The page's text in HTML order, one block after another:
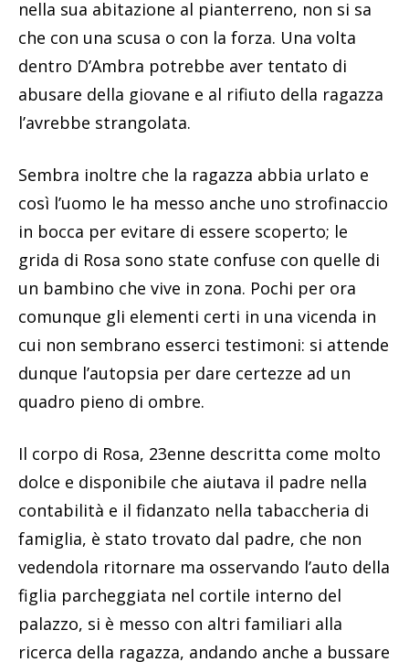
in bocca per evitare di essere scoperto; le
grida di Rosa sono state confuse con quelle di
un bambino che vive in zona. Pochi per ora
comunque gli elementi certi in una vicenda in
cui non sembrano esserci testimoni: si attende
dunque l’autopsia per dare certezze ad un
quadro pieno di ombre.
Il corpo di Rosa, 23enne descritta come molto
dolce e disponibile che aiutava il padre nella
contabilità e il fidanzato nella tabaccheria di
famiglia, è stato trovato dal padre, che non
vedendola ritornare ma osservando l’auto della
figlia parcheggiata nel cortile interno del
palazzo, si è messo con altri familiari alla
ricerca della ragazza, andando anche a bussare
alla casa del vicino per vedere se l’avesse vista;
questi ha detto tranquillamente di «no» e solo
dopo due ore il papà della ragazza e altri
parenti hanno sfondato a spallate la porta di
casa del vicino, che intanto era scappato,
trovando il corpo della 23enne in bagno, privo
di vita, con uno strofinaccio in bocca e i vestiti